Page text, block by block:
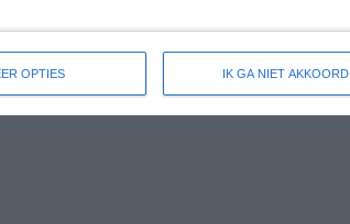
OPTIES IK GA NIET AKKOORD
weersverwachting voor Muskego